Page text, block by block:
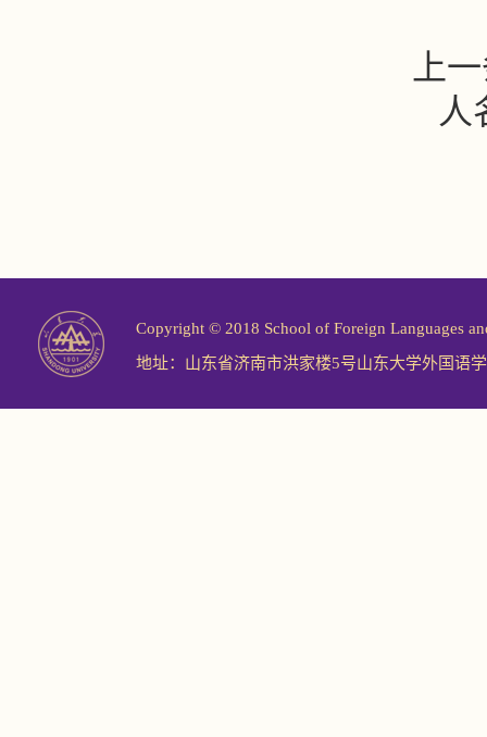
上
人
Copyright © 2018 School of Foreign Languages
地址：山东省济南市洪家楼5号山东大学外国语